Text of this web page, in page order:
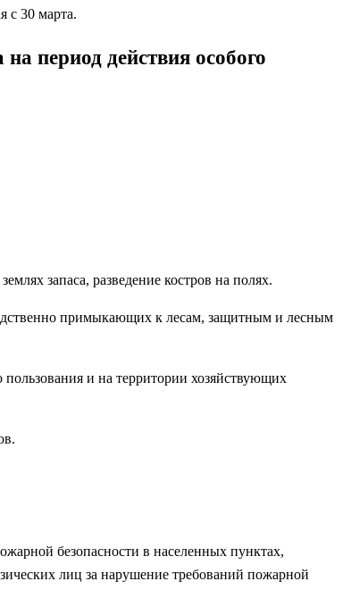
с 30 марта.
период действия особого
запаса, разведение костров на полях.
примыкающих к лесам, защитным и лесным
пользования и на территории хозяйствующих
безопасности в населенных пунктах,
лиц за нарушение требований пожарной